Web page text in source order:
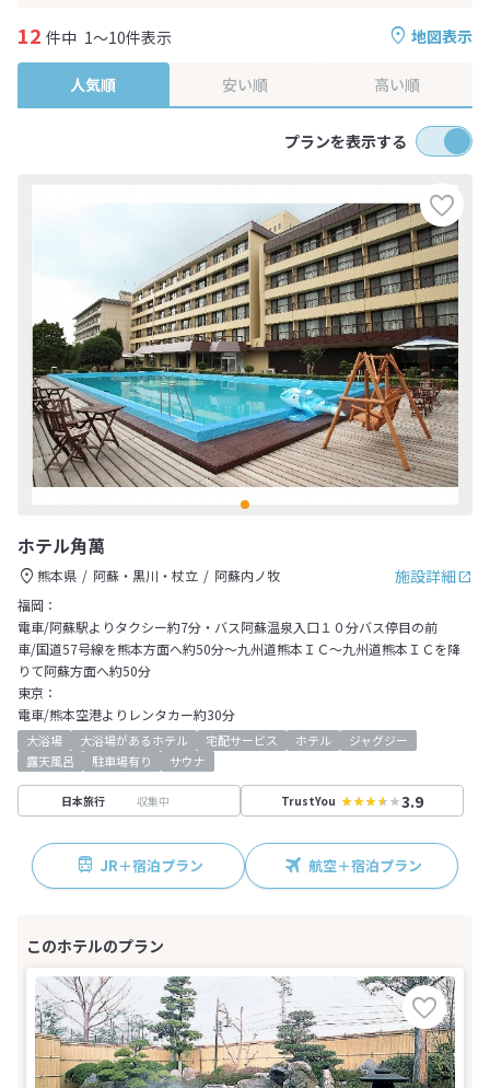
地図表示
12 件中 1～10件表示
人気順 安い順 高い順
プランを表示する
ホテル角萬
施設詳細
熊本県 阿蘇・黒川・杖立
阿蘇内ノ牧
福岡：
電車/阿蘇駅よりタクシー約7分・バス阿蘇温泉入口１０分バス停目の前
車/国道57号線を熊本方面へ約50分～九州道熊本ＩＣ～九州道熊本ＩＣを降
りて阿蘇方面へ約50分
東京：
電車/熊本空港よりレンタカー約30分
大浴場 大浴場があるホテル 宅配サービス ホテル
ジャグジー
露天風呂
駐車場有り サウナ
日本旅行 収集中 TrustYou 3.9
JR＋宿泊プラン 航空＋宿泊プラン